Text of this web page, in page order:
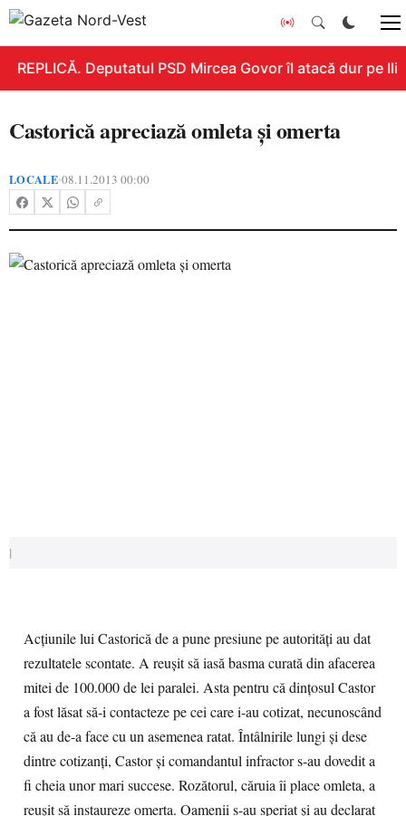
REPLICĂ. Deputatul PSD Mircea Govor îl atacă dur pe
Castorică apreciază omleta şi omerta
LOCALE•08.11.2013 00:00
|
Acţiunile lui Castorică de a pune presiune pe autorităţi au dat
rezultatele scontate. A reuşit să iasă basma curată din afacerea
mitei de 100.000 de lei paralei. Asta pentru că dinţosul Castor
a fost lăsat să-i contacteze pe cei care i-au cotizat, necunoscând
că au de-a face cu un asemenea ratat. Întâlnirile lungi şi dese
dintre cotizanţi, Castor şi comandantul infractor s-au dovedit a
fi cheia unor mari succese. Rozătorul, căruia îi place omleta, a
reuşit să instaureze omerta. Oamenii s-au speriat şi au declarat